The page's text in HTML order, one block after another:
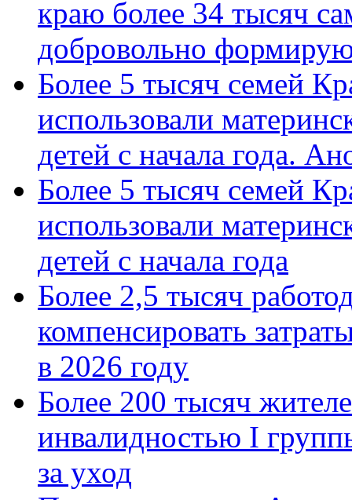
краю более 34 тысяч
добровольно
Более 5 тысяч семей
использовали
детей с начала года.
Более 5 тысяч семей
использовали
детей с начала года
Более 2,5 тысяч
компенсировать
в 2026 году
Более 200 тысяч
инвалидностью I
за уход